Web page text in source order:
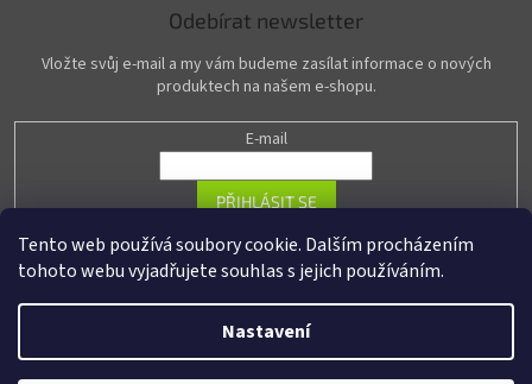
Tento web používá soubory cookie. Dalším procházením
tohoto webu vyjadřujete souhlas s jejich používáním.
Nastavení
Odebírat newsletter
Vložte svůj e-mail a my vám budeme zasílat informace o nových
produktech na našem e-shopu.
E-mail
PŘIHLÁSIT SE
Vytvořil Shoptet